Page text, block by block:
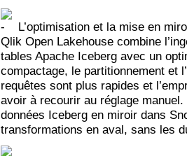
L’optimisation et la mise en
Qlik Open Lakehouse combine
tables Apache Iceberg avec un
compactage, le partitionnement et
requêtes sont plus rapides et
avoir à recourir au réglage
données Iceberg en miroir dans
transformations en aval, sans les